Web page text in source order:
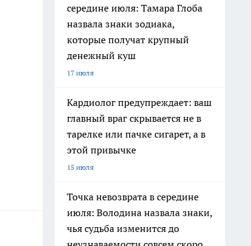
середине июля: Тамара Глоба
назвала знаки зодиака,
которые получат крупный
денежный куш
17 июля
Кардиолог предупреждает: ваш
главный враг скрывается не в
тарелке или пачке сигарет, а в
этой привычке
15 июля
Точка невозврата в середине
июля: Володина назвала знаки,
чья судьба изменится до